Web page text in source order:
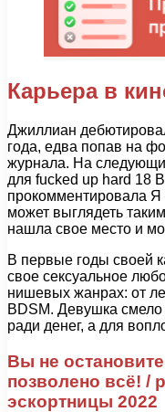
Карьера в
Джиллиан
года, едва попав на
журнала. На
для fucked up hard 18
прокомментировала Я
может выглядеть
нашла свое место и
В первые годы своей
свое сексуальное
нишевых жанрах: от
BDSM. Девушка смело
ради денег, а для
Вы не
позволено всё! /
эскортницы 2022